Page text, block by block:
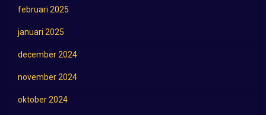
februari 2025
januari 2025
december 2024
november 2024
oktober 2024